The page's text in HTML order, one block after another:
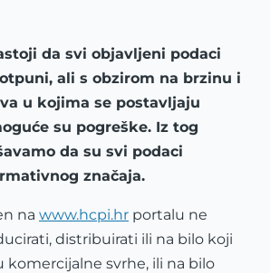
da svi objavljeni podaci
ali s obzirom na brzinu i
u kojima se postavljaju
su pogreške. Iz tog
da su svi podaci
značaja.
na www.hcpi.hr portalu ne
distribuirati ili na bilo koji
komercijalne svrhe, ili na bilo